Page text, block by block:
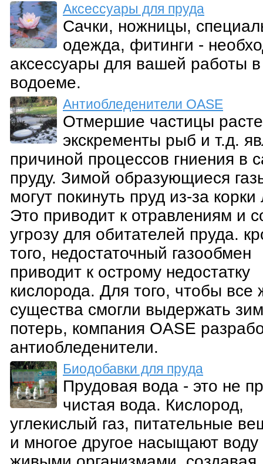
Аксессуары для пруда
Сачки, ножницы,
одежда, фитинги -
аксессуары для вашей работы
водоеме.
Антиобледенители OASE
Отмершие частицы
экскременты рыб и т.д.
причиной процессов гниения в
пруду. Зимой образующиеся
могут покинуть пруд из-за
Это приводит к отравлениям и
угрозу для обитателей пруда.
того, недостаточный газообмен
приводит к острому недостатку
кислорода. Для того, чтобы все
существа смогли выдержать
потерь, компания OASE
антиобледенители.
Биодобавки для пруда
Прудовая вода - это не
чистая вода. Кислород,
углекислый газ, питательные
и многое другое насыщают воду